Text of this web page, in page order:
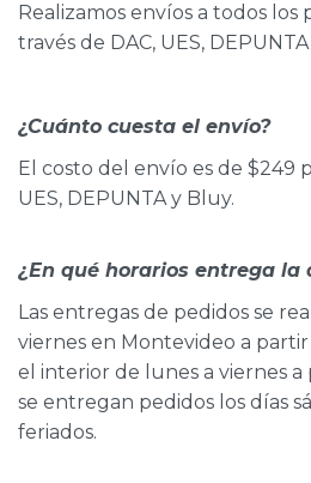
Realizamos envíos a todos
través de DAC, UES,
¿Cuánto cuesta el envío?
El costo del envío es de $249
UES, DEPUNTA y Bluy.
¿En qué horarios entrega la
Las entregas de pedidos se
viernes en Montevideo a partir
el interior de lunes a viernes a
se entregan pedidos los días
feriados.